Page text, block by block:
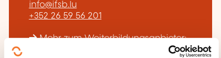
info@ifsb.lu
+352 26 59 56 201
Mehr zum Weiterbildungsanbieter:
Institut de Formation Sectoriel du